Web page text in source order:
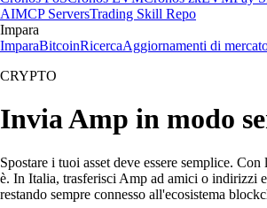
AIMCP ServersTrading Skill Repo
Impara
ImparaBitcoinRicercaAggiornamenti di
CRYPTO
Invia Amp in modo
Spostare i tuoi asset deve essere semplice.
è. In Italia, trasferisci Amp ad amici o indirizzi
restando sempre connesso all'ecosistema